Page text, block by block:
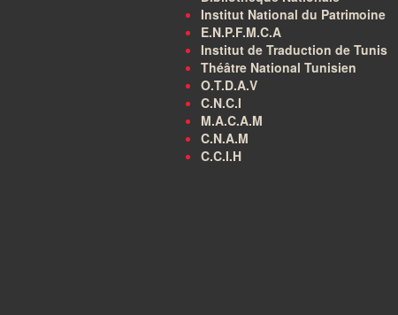
Institut National du Patrimoine
E.N.P.F.M.C.A
Institut de Traduction de Tunis
Théâtre National Tunisien
O.T.D.A.V
C.N.C.I
M.A.C.A.M
C.N.A.M
C.C.I.H